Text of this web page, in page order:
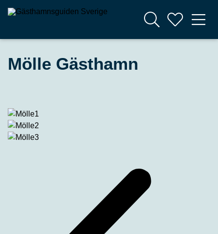
Mölle Gästhamn